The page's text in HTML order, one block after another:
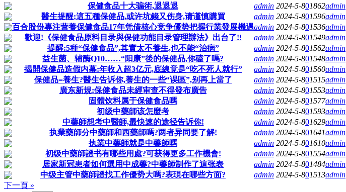
保健食品十大骗術,退退退
admin 2024-5-801862admin
醫生提醒:這五種保健品,或许坑錢又伤身,请谨慎購買
admin 2024-5-801596admin
百合股份專注营養保健食品17年凭借核心竞争優势把握行業發展機遇admin 2024-5-801536admin
歡迎!《保健食品原料目录與保健功能目录管理辦法》出台了!!
admin 2024-5-801549admin
提醒:5種“保健食品”,其實太不養生,也不能“治病”
admin 2024-5-801562admin
益生菌、辅酶Q10……“阳康”後的保健品,你磕了嗎?
admin 2024-5-801548admin
揭開保健品造假内幕:年收入超3亿元,底線竟是“吃不死人就行”
admin 2024-5-801560admin
保健品=養生?醫生告诉你,養生的一些“误區”,别再上當了
admin 2024-5-801515admin
廣东新規:保健食品未經审查不得發布廣告
admin 2024-5-801553admin
固體饮料属于保健食品嗎
admin 2024-5-801577admin
初级中藥師该怎麼考
admin 2024-5-801593admin
中藥師想考中醫師,最快速的途径告诉你!
admin 2024-5-801629admin
执業藥師分中藥師和西藥師嗎?两者异同要了解!
admin 2024-5-801641admin
执業中藥師就是中藥師嗎
admin 2024-5-801610admin
初级中藥師證书有哪些用處?可获得更多工作機會!
admin 2024-5-801554admin
居家新冠患者如何選用中成藥?中藥師制作了這张表
admin 2024-5-801484admin
中级主管中藥師證找工作優势大嗎?表現在哪些方面?
admin 2024-5-801513admin
下一頁 »